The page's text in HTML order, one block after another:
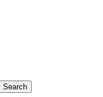
Search